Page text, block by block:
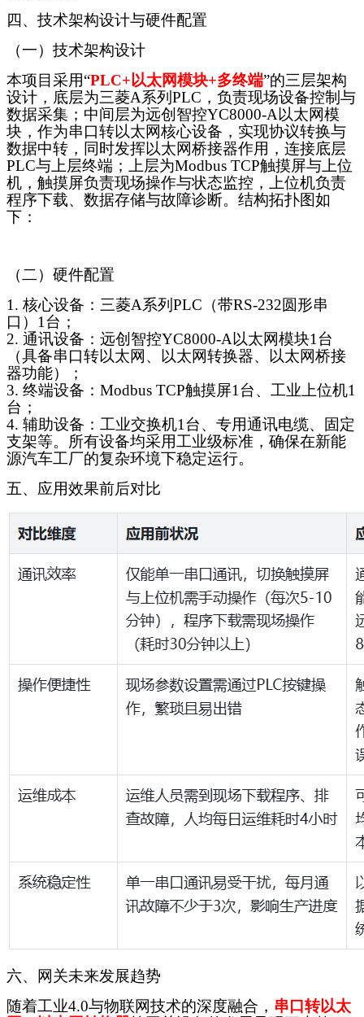
四、技术架构设计与硬件配置
（一）技术架构设计
本项目采用“PLC+以太网模块+多终端”的三层架构
设计，底层为三菱A系列PLC，负责现场设备控制与
数据采集；中间层为远创智控YC8000-A以太网模
块，作为串口转以太网核心设备，实现协议转换与
数据中转，同时发挥以太网桥接器作用，连接底层
PLC与上层终端；上层为Modbus TCP触摸屏与上位
机，触摸屏负责现场操作与状态监控，上位机负责
程序下载、数据存储与故障诊断。结构拓扑图如
下：
（二）硬件配置
1. 核心设备：三菱A系列PLC（带RS-232圆形串
口）1台；
2. 通讯设备： 远创智控YC8000-A以太网模块1台
（具备串口转以太网 、 以太网转换器、以太网桥接
器功能）；
3. 终端设备：Modbus TCP触摸屏1台、工业上位机1
台；
4. 辅助设备：工业交换机1台、专用通讯电缆、固定
支架等。所有设备均采用工业级标准，确保在新能
源汽车工厂的复杂环境下稳定运行。
五、应用效果前后对比
六、网关未来发展趋势
随着工业4.0与物联网技术的深度融合， 串口转以太